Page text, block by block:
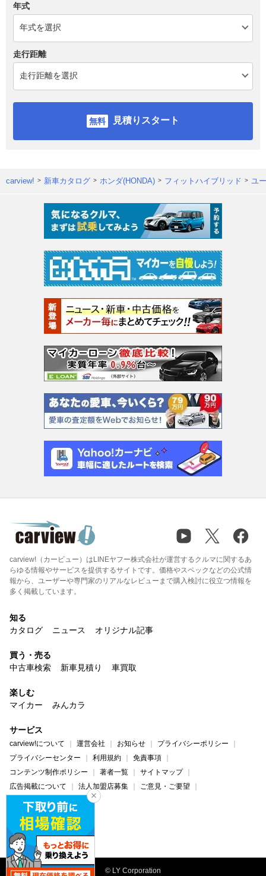
年式
走行距離
見積りスタート
carview! 新車カタログ ホンダ(HONDA) フィットハイブリッド ユ
carview!（カービュー）はLINEヤフー株式会社が運営するクルマに関するあ
らゆる情報やサービスを提供するサイトです。価格やスペックなどの公式情
報から、ユーザーや専門家のリアルなレビューまで購入検討に役立つ情報を
多く掲載しています。
知る
カタログ
ニュース オリジナル記事
買う・売る
中古車検索
新車見積り 車買取
楽しむ
マイカー
みんカラ
サービス
carview!について 運営会社 お知らせ
プライバシーポリシー
プライバシーセンター
利用規約
免責事項
コンテンツ制作ポリシー
著者一覧
サイトマップ
広告掲載について
法人加盟店募集
ご意見・ご要望
ヘルプ・お問い合わせ
carview! Yahoo! JAPAN
© LY Corporation